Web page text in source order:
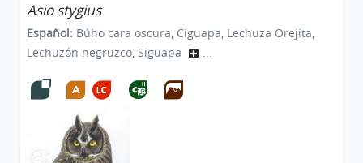
Asio stygius
Español: Búho cara oscura, Ciguapa, Lechuza Orejita,
Lechuzón negruzco, Siguapa
...